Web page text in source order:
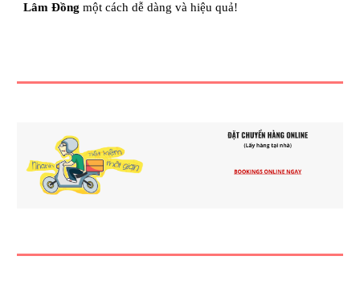
Lâm Đồng một cách dễ dàng và hiệu quả!